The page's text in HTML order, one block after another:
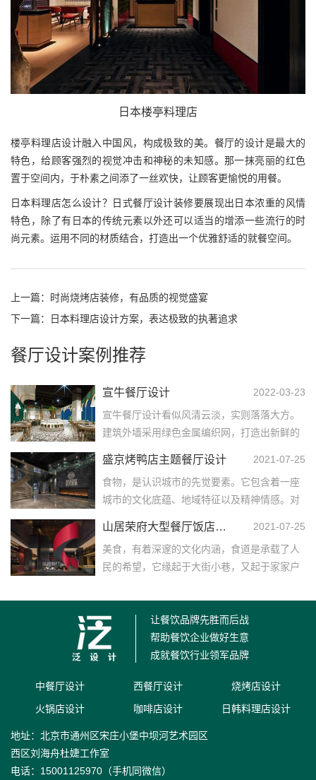
日本楼亭料理店
楼亭料理店设计融入中国风，构成极致的美。餐厅的设计是最大的
特色，给顾客强烈的视觉冲击和神秘的未知感。那一抹亮丽的红色
置于空间内，于朴素之间添了一丝欢快，让顾客更愉悦的用餐。
日本料理店怎么设计？日式餐厅设计装修要展现出日本浓重的风情
特色，除了有日本的传统元素以外还可以适当的增添一些流行的时
尚元素。运用不同的材质结合，打造出一个优雅舒适的就餐空间。
上一篇：
时尚烧烤店装修，有品质的视觉盛宴
下一篇：
日本料理店设计方案，表达极致的执著追求
餐厅设计案例推荐
宣牛餐厅设计
2022-03-23
宣牛餐厅设计看似风清云淡，实则落落大方。
建筑外墙采用绿色金属编织网，打造出新鲜的
一，靠玻璃的位置...……
盛京烤鸭店主题餐厅设计
2021-07-25
食物，是认识城市的先觉要素。它包含着一座
城市的文化底蕴、地域特征以及精神情感。对
下快进的时代，吃...……
山居荣府大型餐厅饭店装修设计
2021-07-25
美食，有着深邃的文化内涵，食道是承载了人
民的希望，它缘起于大街小巷，又起于家家户
秀、鸟语花香的杭...……
让餐饮品牌先胜而后战
帮助餐饮企业做好生意
成就餐饮行业领军品牌
中餐厅设计 西餐厅设计
烧烤店设计
火锅店设计
咖啡店设计 日韩料理店设计
地址：北京市通州区宋庄小堡中坝河艺术园区
西区刘海舟杜婕工作室
电话：15001125970（手机同微信）